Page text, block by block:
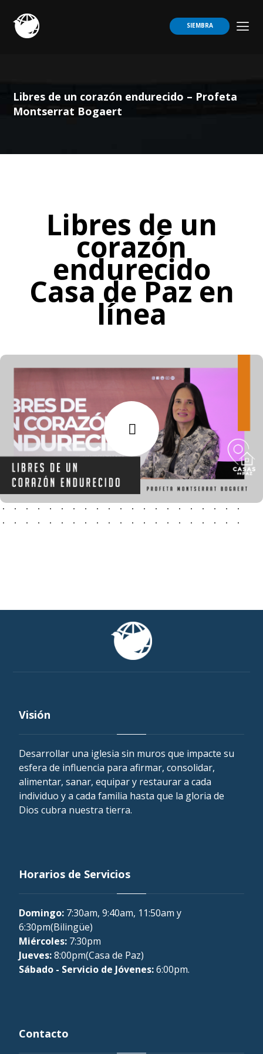
SIEMBRA
Libres de un corazón endurecido – Profeta
Montserrat Bogaert
Libres de un
corazón
endurecido
Casa de Paz en
línea
Visión
Desarrollar una iglesia sin muros que impacte su
esfera de influencia para afirmar, consolidar,
alimentar, sanar, equipar y restaurar a cada
individuo y a cada familia hasta que la gloria de
Dios cubra nuestra tierra.
Horarios de Servicios
Domingo: 7:30am, 9:40am, 11:50am y
6:30pm(Bilingüe)
Miércoles: 7:30pm
Jueves:8:00pm(Casa de Paz)
Sábado - Servicio de Jóvenes:6:00pm.
Contacto